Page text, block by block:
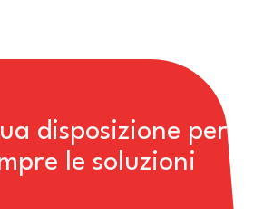
disposizione per
le soluzioni